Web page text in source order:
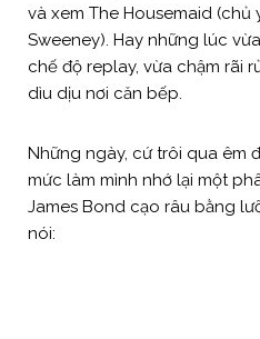
và xem The Housemaid (chủ
Sweeney). Hay những lúc
chế độ replay, vừa chậm rãi
dìu dịu nơi căn bếp.
Những ngày, cứ trôi qua êm
mức làm mình nhớ lại một
James Bond cạo râu bằng
nói: